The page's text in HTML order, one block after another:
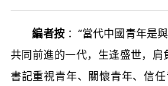
編者按 ：“當代中國青年是
共同前進的一代，生逢盛世，肩
書記重視青年、關懷青年、信